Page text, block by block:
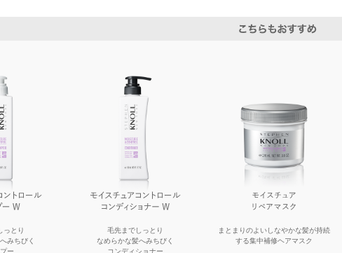
っとり
みちびく
毛先までしっとり
なめらかな髪へみちびく
まとまりのよいしなやかな髪が持続
する集中補修ヘアマスク